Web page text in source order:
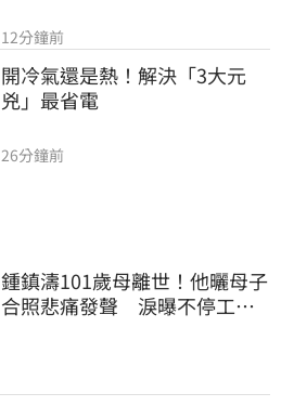
12分鐘前
開冷氣還是熱！解決「3大元
兇」最省電
26分鐘前
鍾鎮濤101歲母離世！他曬母子
合照悲痛發聲 淚曝不停工原